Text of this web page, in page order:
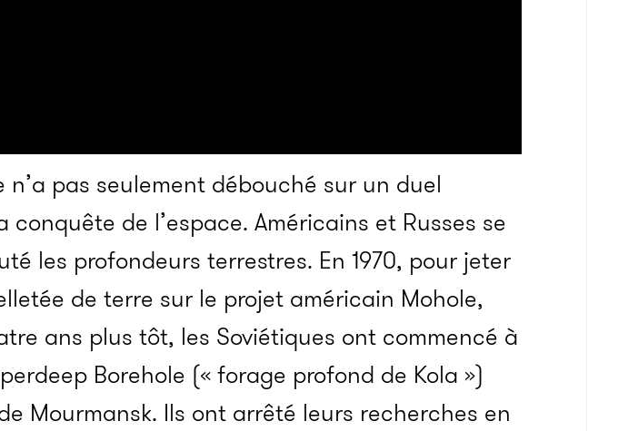
n’a pas seulement débouché sur un duel
de l’espace. Américains et Russes se
les profondeurs terrestres. En 1970, pour jeter
de terre sur le projet américain Mohole,
ans plus tôt, les Soviétiques ont commencé à
Borehole (« forage profond de Kola »)
Mourmansk. Ils ont arrêté leurs recherches en